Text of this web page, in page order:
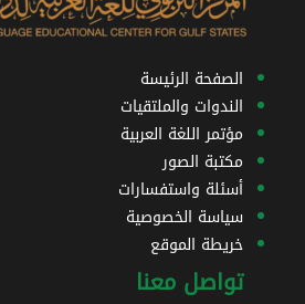
تواصل معنا
الصفحة الرئيسة
الندوات والملتقيات
مؤتمر اللغة العربية
مكتبة الصور
أسئلة واستفسارات
سياسة الخصوصية
خريطة الموقع